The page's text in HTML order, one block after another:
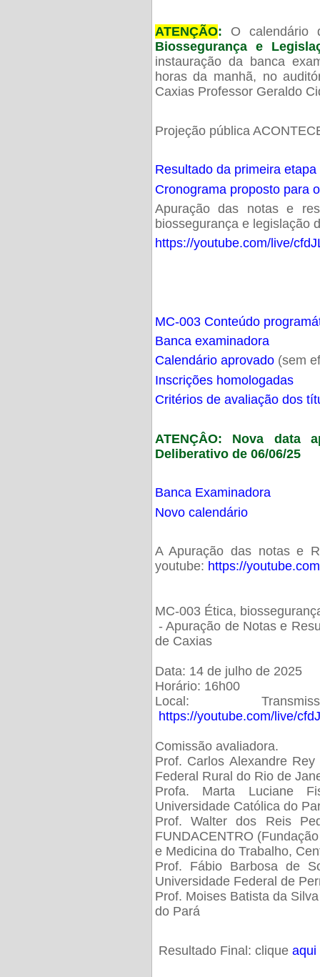
ATENÇÃO: O calendário
Biossegurança e
instauração da banca
horas da manhã, no
Caxias Professor Geraldo
Projeção pública
Resultado da primeira
Cronograma proposto para
Apuração das notas e
biossegurança e legislação
https://youtube.com/live/
MC-003 Conteúdo
Banca examinadora
Calendário aprovado(sem
Inscrições homologadas
Critérios de avaliação dos
ATENÇÂO: Nova data
Deliberativo de 06/06/25
Banca Examinadora
Novo calendário
A Apuração das notas e
youtube: https://
MC-003 Ética,
- Apuração de Notas e
de Caxias
Data: 14 de julho de 2025
Horário: 16h00
Local:
https://youtube.com/live/
Comissão avaliadora.
Prof. Carlos Alexandre
Federal Rural do Rio de
Profa. Marta Luciane
Universidade Católica do
Prof. Walter dos Reis
FUNDACENTRO
e Medicina do Trabalho,
Prof. Fábio Barbosa de
Universidade Federal de
Prof. Moises Batista da
do Pará
Resultado Final: clique aqui